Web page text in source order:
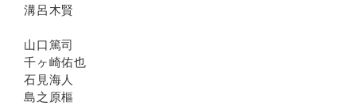
溝呂木賢
山口篤司
千ヶ崎佑也
石見海人
島之原樞